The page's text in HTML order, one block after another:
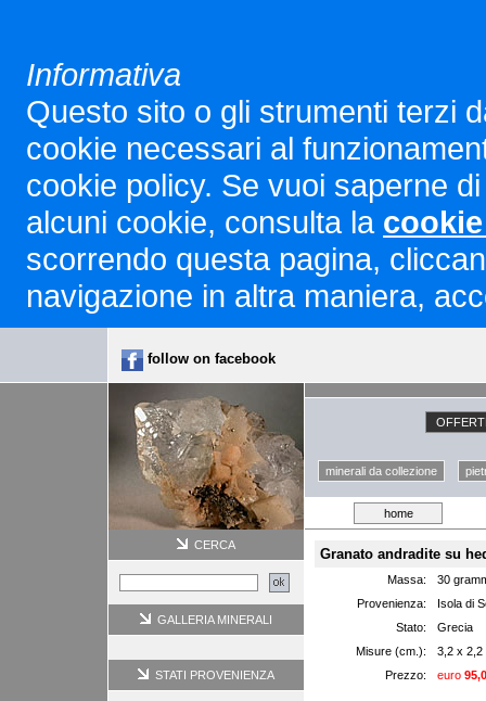
Informativa
Questo sito o gli strumenti terzi
cookie necessari al
cookie policy. Se vuoi saperne
alcuni cookie, consulta la
scorrendo questa pagina,
navigazione in altra maniera,
follow on facebook
minerali da collezione
home
CERCA
GALLERIA MINERALI
STATI PROVENIENZA
Granato andradite su
Massa:
30
Provenienza:
Isola di
Stato:
Grecia
Misure (cm.):
3,2 x 2,2
Prezzo:
euro